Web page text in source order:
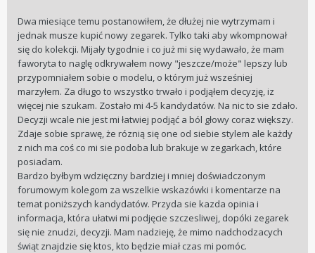
Dwa miesiące temu postanowiłem, że dłużej nie wytrzymam i
jednak musze kupić nowy zegarek. Tylko taki aby wkompnował
się do kolekcji. Mijały tygodnie i co już mi się wydawało, że mam
faworyta to naglę odkrywałem nowy "jeszcze/może" lepszy lub
przypomniałem sobie o modelu, o którym już wsześniej
marzyłem. Za długo to wszystko trwało i podjąłem decyzję, iz
więcej nie szukam. Zostało mi 4-5 kandydatów. Na nic to sie zdało.
Decyzji wcale nie jest mi łatwiej podjąć a ból głowy coraz większy.
Zdaje sobie sprawę, że róznią się one od siebie stylem ale każdy
z nich ma coś co mi sie podoba lub brakuje w zegarkach, które
posiadam.
Bardzo byłbym wdzięczny bardziej i mniej doświadczonym
forumowym kolegom za wszelkie wskazówki i komentarze na
temat poniższych kandydatów. Przyda sie kazda opinia i
informacja, która ułatwi mi podjęcie szczesliwej, dopóki zegarek
się nie znudzi, decyzji. Mam nadzieję, że mimo nadchodzacych
świąt znajdzie się ktos, kto będzie miał czas mi pomóc.